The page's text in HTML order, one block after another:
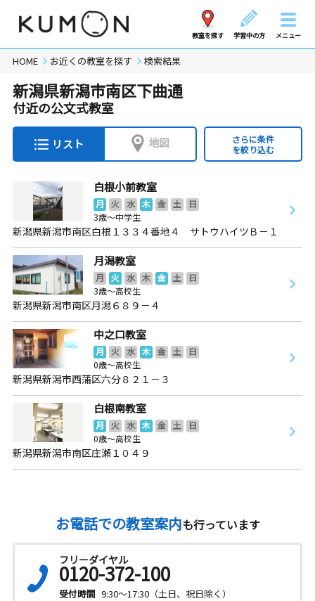
教室を探す 学習中の方 メニュー
HOME お近くの教室を探す 検索結果
新潟県新潟市南区下曲通
付近の公文式教室
リスト 地図
さらに条件
を絞り込む
白根小前教室
月 火 水 木 金 土
日
3歳～中学生
新潟県新潟市南区白根１３３４番地４ サトウハイツＢ－１
月潟教室
月 火 水 木 金 土
日
3歳～高校生
新潟県新潟市南区月潟６８９－４
中之口教室
月 火 水 木 金 土
日
0歳～高校生
新潟県新潟市西蒲区六分８２１－３
白根南教室
月 火 水 木 金 土
日
0歳～高校生
新潟県新潟市南区庄瀬１０４９
お電話での教室案内も行っています
フリーダイヤル
0120-372-100
受付時間 9:30～17:30（土日、祝日除く）